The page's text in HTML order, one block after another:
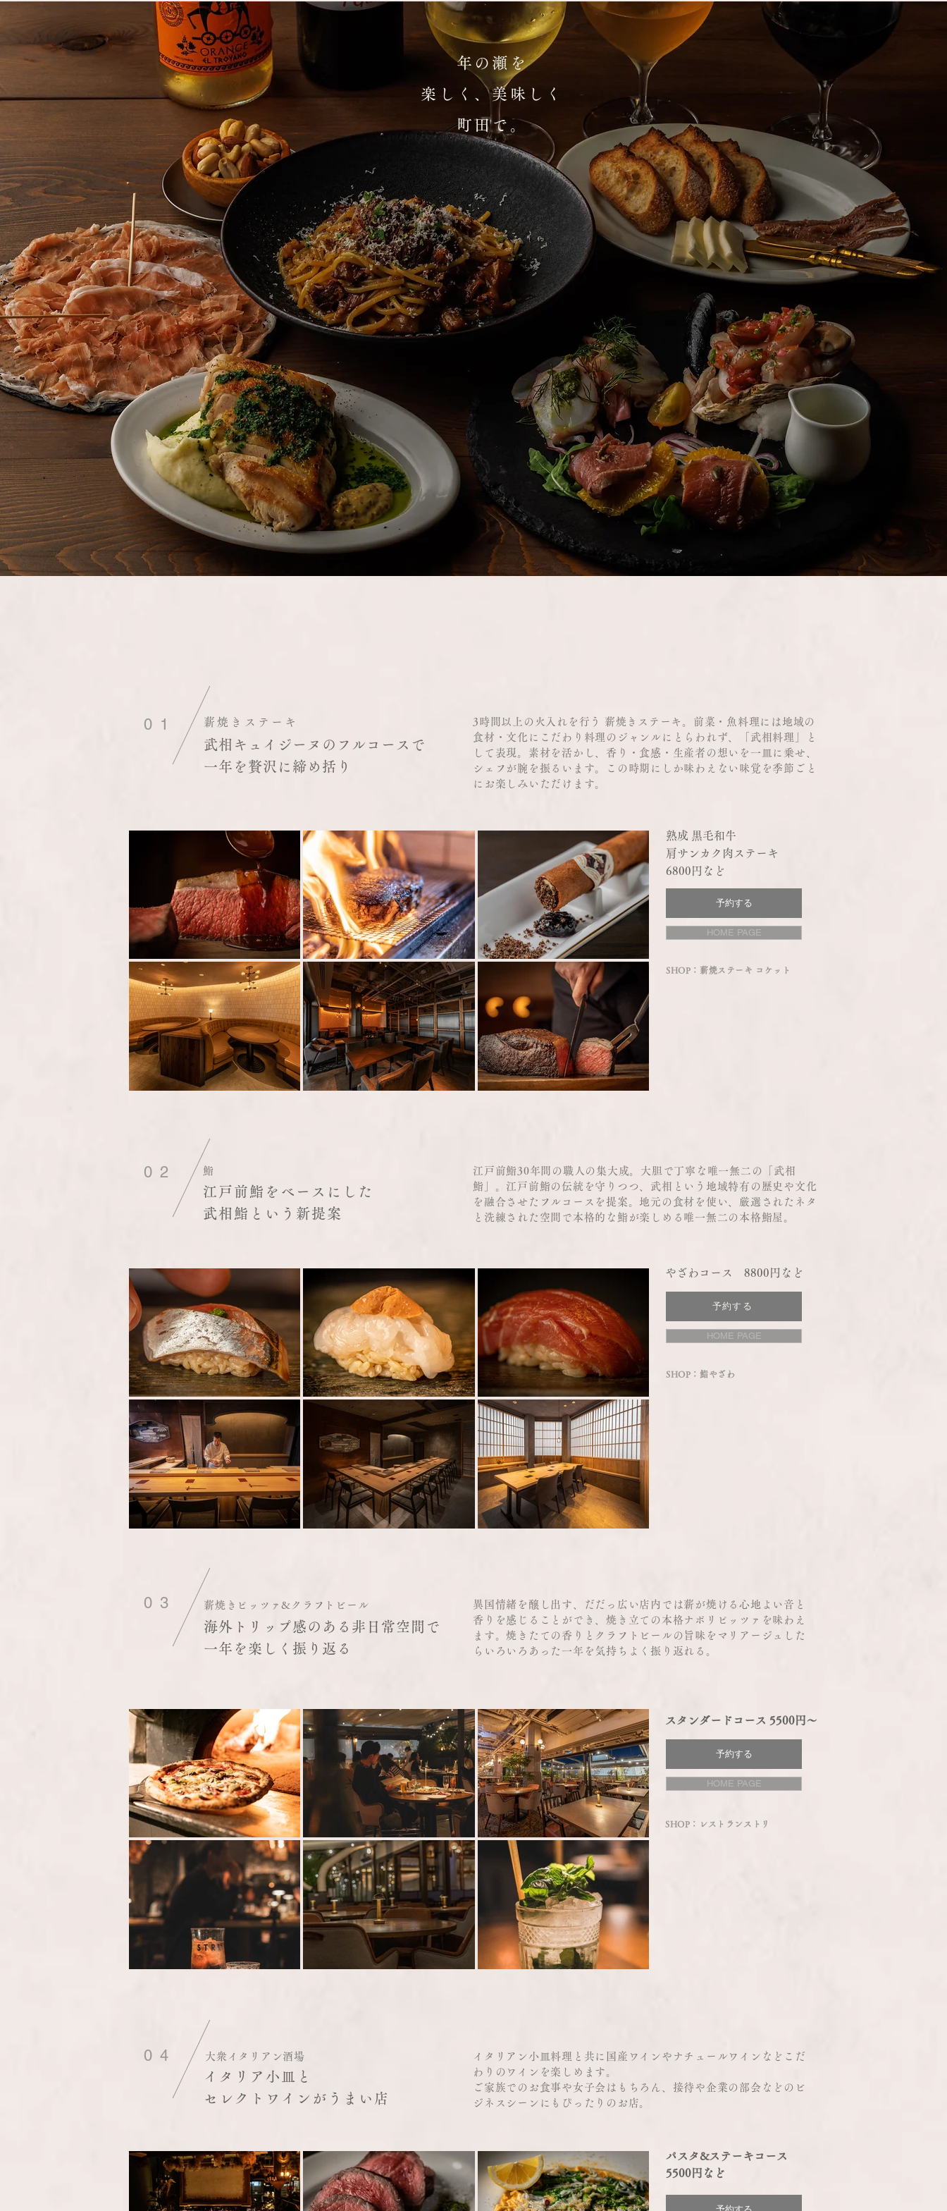
年の瀬を
楽しく、美味しく
町田で。
武相キュイジーヌの​フルコースで
一年を贅沢に締め括り
01 薪焼きステーキ
3時間以上の火入れを行う 薪焼きステーキ。前菜・魚料理には地域の
食材・文化にこだわり料理のジャンルにとらわれず、「武相料理」と
して表現。素材を活かし、香り・食感・生産者の想いを一皿に乗せ、
シェフが腕を振るいます。この時期にしか味わえない味覚を季節ごと
にお楽しみいただけます。
熟成 黒毛和牛
肩サンカク肉ステーキ
6800円など
予約する
HOME PAGE
SHOP：薪焼ステーキ コケット
江戸前鮨をベースにした
武相鮨という新提案
02 ​鮨
江戸前鮨30年間の職人の集大成。大胆で丁寧な唯一無二の「武相
鮨」。江戸前鮨の伝統を守りつつ、武相という地域特有の歴史や文化
を融合させたフルコースを提案。地元の食材を使い、厳選されたネタ
と洗練された空間で本格的な鮨が楽しめる唯一無二の本格鮨屋。
やざわコース 8800円など
予約する
HOME PAGE
SHOP：鮨やざわ
03
海外トリップ感のある非日常空間で
​一年を楽しく振り返る
薪焼きピッツァ&クラフトビール
異国情緒を醸し出す、だだっ広い店内では薪が焼ける心地よい音と
香りを感じることができ、焼き立ての本格ナポリピッツァを味わえ
ます。焼きたての香りとクラフトビールの旨味をマリアージュした
らいろいろあった一年を気持ちよく振り返れる。
スタンダードコース 5500円〜
予約する
HOME PAGE
SHOP：レストランストリ
04
イタリア小皿と
セレクトワインがうまい店
大衆イタリアン酒場
イタリアン小皿料理と共に国産ワインやナチュールワインなどこだ
わりのワインを楽しめます。
ご家族でのお食事や女子会はもちろん、接待や企業の部会などのビ
ジネスシーンにもぴったりのお店。
パスタ&ステーキコース
5500円など